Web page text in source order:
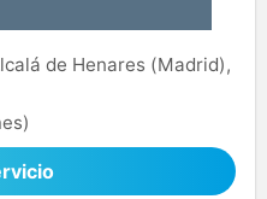
de Henares (Madrid),